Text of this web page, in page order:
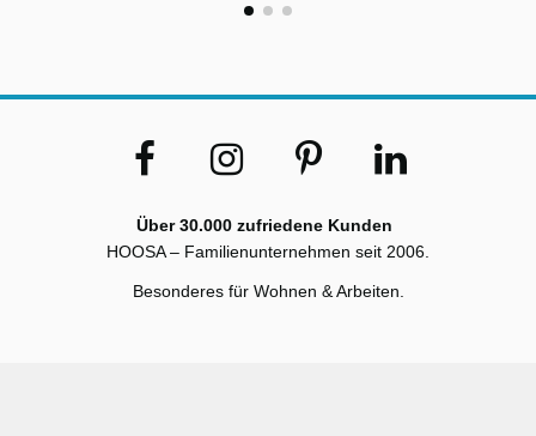
Über 30.000 zufriedene Kunden
HOOSA – Familienunternehmen seit 2006.
Besonderes für Wohnen & Arbeiten.